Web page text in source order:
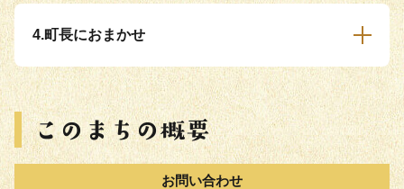
4.町長におまかせ
お問い合わせ